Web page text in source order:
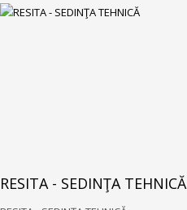
RESITA - SEDINŢA TEHNICĂ